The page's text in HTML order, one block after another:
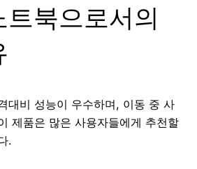
북으로서의
대비 성능이 우수하며, 이동 중 사
제품은 많은 사용자들에게 추천할
.